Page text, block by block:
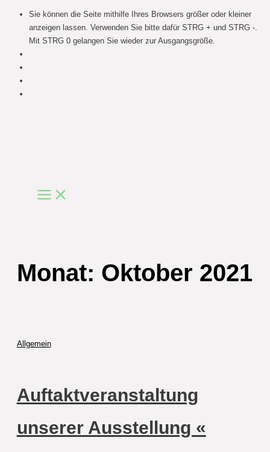
Sie können die Seite mithilfe Ihres Browsers größer oder kleiner
anzeigen lassen. Verwenden Sie bitte dafür STRG + und STRG -.
Mit STRG 0 gelangen Sie wieder zur Ausgangsgröße.
Main
Menu
Monat: Oktober 2021
Allgemein
Auftaktveranstaltung
unserer Ausstellung «